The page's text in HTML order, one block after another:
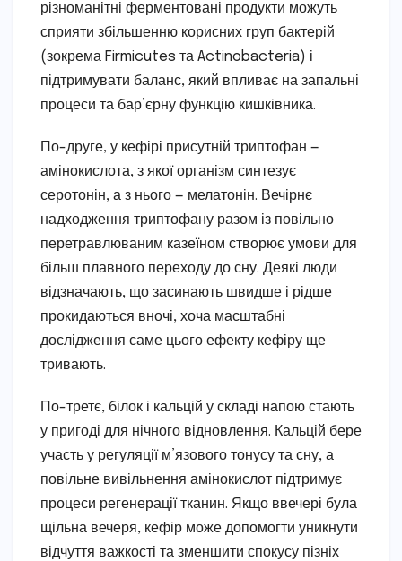
різноманітні ферментовані продукти можуть
сприяти збільшенню корисних груп бактерій
(зокрема Firmicutes та Actinobacteria) і
підтримувати баланс, який впливає на запальні
процеси та бар’єрну функцію кишківника.
По-друге, у кефірі присутній триптофан —
амінокислота, з якої організм синтезує
серотонін, а з нього — мелатонін. Вечірнє
надходження триптофану разом із повільно
перетравлюваним казеїном створює умови для
більш плавного переходу до сну. Деякі люди
відзначають, що засинають швидше і рідше
прокидаються вночі, хоча масштабні
дослідження саме цього ефекту кефіру ще
тривають.
По-третє, білок і кальцій у складі напою стають
у пригоді для нічного відновлення. Кальцій бере
участь у регуляції м’язового тонусу та сну, а
повільне вивільнення амінокислот підтримує
процеси регенерації тканин. Якщо ввечері була
щільна вечеря, кефір може допомогти уникнути
відчуття важкості та зменшити спокусу пізніх